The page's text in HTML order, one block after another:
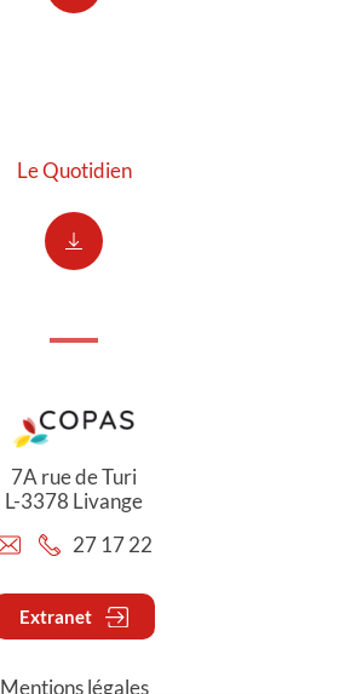
Le Quotidien
7A rue de Turi
L-3378 Livange
27 17 22
Extranet
Mentions légales